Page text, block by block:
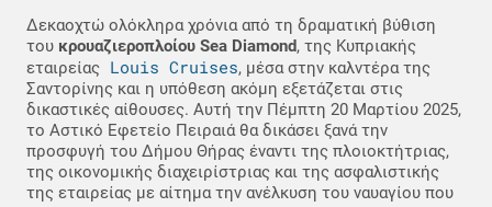
Δεκαοχτώ ολόκληρα χρόνια από τη δραματική βύθιση
του κρουαζιεροπλοίου Sea Diamond, της Κυπριακής
εταιρείας Louis Cruises, μέσα στην καλντέρα της
Σαντορίνης και η υπόθεση ακόμη εξετάζεται στις
δικαστικές αίθουσες. Αυτή την Πέμπτη 20 Μαρτίου 2025,
το Αστικό Εφετείο Πειραιά θα δικάσει ξανά την
προσφυγή του Δήμου Θήρας έναντι της πλοιοκτήτριας,
της οικονομικής διαχειρίστριας και της ασφαλιστικής
της εταιρείας με αίτημα την ανέλκυση του ναυαγίου που